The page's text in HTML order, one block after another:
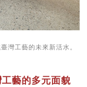
灣工藝的未來新活水。
藝的多元面貌